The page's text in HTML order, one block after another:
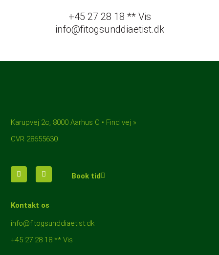
+45 27 28 18 ** Vis
info@fitogsunddiaetist.dk
Karupvej 2c, 8000 Aarhus C • Find vej »
CVR 28655630
Book tid
Kontakt os
info@fitogsunddiaetist.dk
+45 27 28 18 ** Vis